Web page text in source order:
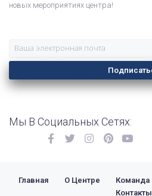
новых мероприятиях центра!
Мы В Социальных Сетях:
Главная О Центре Команда
Контакты